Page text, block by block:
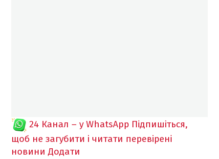
24 Канал – у WhatsApp Підпишіться,
щоб не загубити і читати перевірені
новини Додати